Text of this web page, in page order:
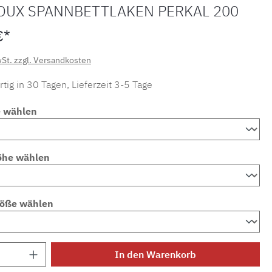
SPANNBETTLAKEN PERKAL 200
zzgl. Versandkosten
in 30 Tagen, Lieferzeit 3-5 Tage
wählen
wählen
wählen
Anzahl: Gib den gewünschten Wert ein
In den Warenkorb